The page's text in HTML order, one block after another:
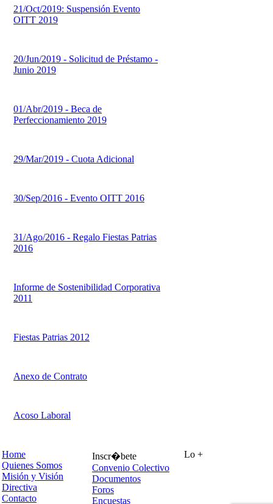
21/Oct/2019: Suspensión Evento
OITT 2019
20/Jun/2019 - Solicitud de Préstamo -
Junio 2019
01/Abr/2019 - Beca de
Perfeccionamiento 2019
29/Mar/2019 - Cuota Adicional
30/Sep/2016 - Evento OITT 2016
31/Ago/2016 - Regalo Fiestas Patrias
2016
Informe de Sostenibilidad Corporativa
2011
Fiestas Patrias 2012
Anexo de Contrato
Acoso Laboral
Home
Quienes Somos
Misión y Visión
Directiva
Contacto
Inscr�bete
Convenio Colectivo
Documentos
Foros
Encuestas
Lo +